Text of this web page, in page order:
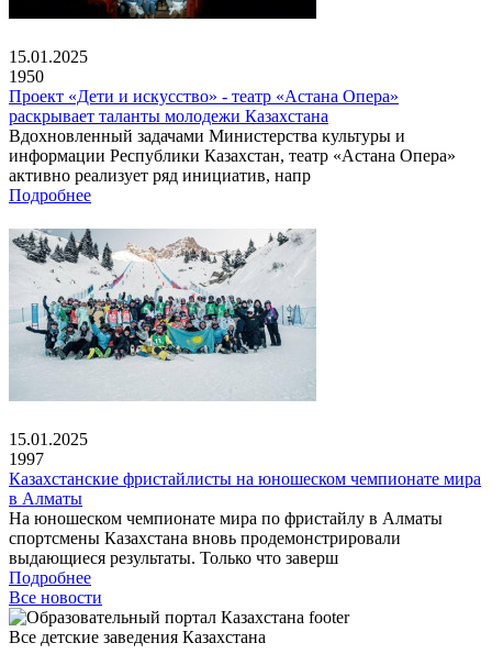
15.01.2025
1950
Проект «Дети и искусство» - театр «Астана Опера»
раскрывает таланты молодежи Казахстана
Вдохновленный задачами Министерства культуры и
информации Республики Казахстан, театр «Астана Опера»
активно реализует ряд инициатив, напр
Подробнее
15.01.2025
1997
Казахстанские фристайлисты на юношеском чемпионате мира
в Алматы
На юношеском чемпионате мира по фристайлу в Алматы
спортсмены Казахстана вновь продемонстрировали
выдающиеся результаты. Только что заверш
Подробнее
Все новости
Все детские заведения Казахстана